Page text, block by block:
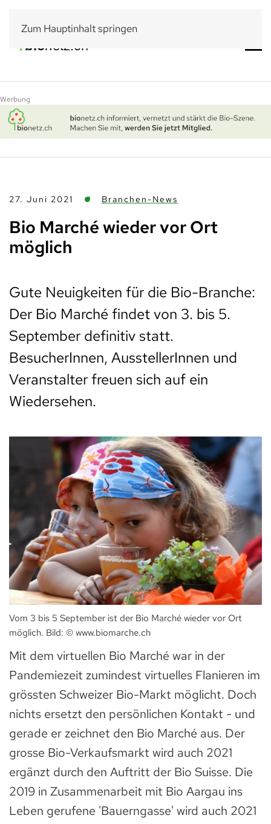
Zum Hauptinhalt springen
Werbung
27. Juni 2021 Branchen-News
Bio Marché wieder vor Ort
möglich
Gute Neuigkeiten für die Bio-Branche:
Der Bio Marché findet von 3. bis 5.
September definitiv statt.
BesucherInnen, AusstellerInnen und
Veranstalter freuen sich auf ein
Wiedersehen.
Vom 3 bis 5 September ist der Bio Marché wieder vor Ort
möglich. Bild: © www.biomarche.ch
Mit dem virtuellen Bio Marché war in der
Pandemiezeit zumindest virtuelles Flanieren im
grössten Schweizer Bio-Markt möglicht. Doch
nichts ersetzt den persönlichen Kontakt - und
gerade er zeichnet den Bio Marché aus. Der
grosse Bio-Verkaufsmarkt wird auch 2021
ergänzt durch den Auftritt der Bio Suisse. Die
2019 in Zusammenarbeit mit Bio Aargau ins
Leben gerufene 'Bauerngasse' wird auch 2021